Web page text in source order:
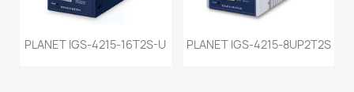
PLANET IGS-4215-16T2S-U PLANET IGS-4215-8UP2T2S